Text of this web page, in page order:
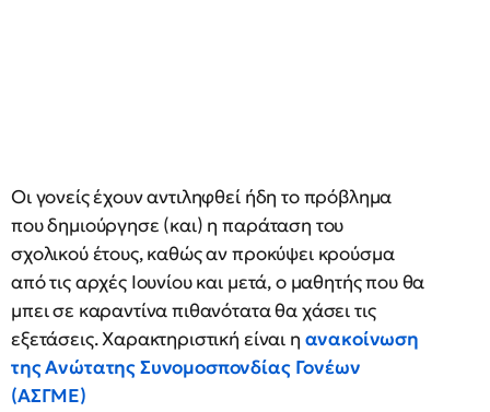
Οι γονείς έχουν αντιληφθεί ήδη το πρόβλημα
που δημιούργησε (και) η παράταση του
σχολικού έτους, καθώς αν προκύψει κρούσμα
από τις αρχές Ιουνίου και μετά, ο μαθητής που θα
μπει σε καραντίνα πιθανότατα θα χάσει τις
εξετάσεις. Χαρακτηριστική είναι η ανακοίνωση
της Ανώτατης Συνομοσπονδίας Γονέων
(ΑΣΓΜΕ)